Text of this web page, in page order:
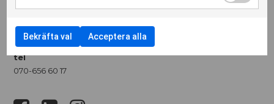
info@blomqvist-tham.se
tel
070-656 60 17
Bekräfta val Acceptera alla